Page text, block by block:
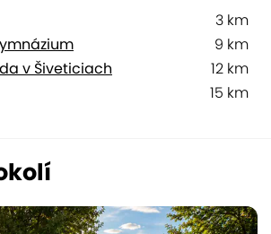
3 km
9 km
12 km
v Šiveticiach
15 km